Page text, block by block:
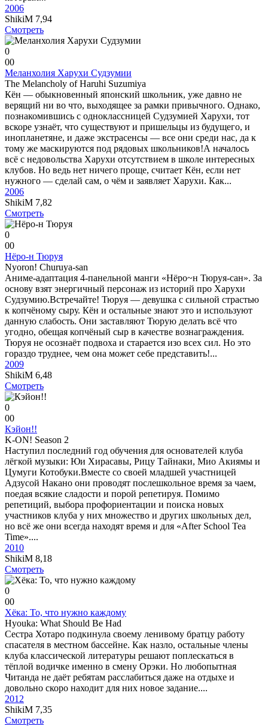
2006
ShikiM 7,94
Смотреть
0
00
Меланхолия Харухи Судзумии
The Melancholy of Haruhi Suzumiya
Кён — обыкновенный японский школьник, уже давно не
верящий ни во что, выходящее за рамки привычного. Однако,
познакомившись с одноклассницей Судзумией Харухи, тот
вскоре узнаёт, что существуют и пришельцы из будущего, и
инопланетяне, и даже экстрасенсы — все они среди нас, да к
тому же маскируются под рядовых школьников!А началось
всё с недовольства Харухи отсутствием в школе интересных
клубов. Но ведь нет ничего проще, считает Кён, если нет
нужного — сделай сам, о чём и заявляет Харухи. Как...
2006
ShikiM 7,82
Смотреть
0
00
Нёро-н Тюруя
Nyoron! Churuya-san
Аниме-адаптация 4-панельной манги «Нёро~н Тюруя-сан». За
основу взят энергичный персонаж из историй про Харухи
Судзумию.Встречайте! Тюруя — девушка с сильной страстью
к копчёному сыру. Кён и остальные знают это и используют
данную слабость. Они заставляют Тюрую делать всё что
угодно, обещая копчёный сыр в качестве вознаграждения.
Тюруя не осознаёт подвоха и старается изо всех сил. Но это
гораздо труднее, чем она может себе представить!...
2009
ShikiM 6,48
Смотреть
0
00
Кэйон!!
K-ON! Season 2
Наступил последний год обучения для основателей клуба
лёгкой музыки: Юи Хирасавы, Рицу Тайнаки, Мио Акиямы и
Цумуги Котобуки.Вместе со своей младшей участницей
Адзусой Накано они проводят послешкольное время за чаем,
поедая всякие сладости и порой репетируя. Помимо
репетиций, выбора профориентации и поиска новых
участников клуба у них множество и других школьных дел,
но всё же они всегда находят время и для «After School Tea
Time»....
2010
ShikiM 8,18
Смотреть
0
00
Хёка: То, что нужно каждому
Hyouka: What Should Be Had
Сестра Хотаро подкинула своему ленивому братцу работу
спасателя в местном бассейне. Как назло, остальные члены
клуба классической литературы решают поплескаться в
тёплой водичке именно в смену Орэки. Но любопытная
Читанда не даёт ребятам расслабиться даже на отдыхе и
довольно скоро находит для них новое задание....
2012
ShikiM 7,35
Смотреть